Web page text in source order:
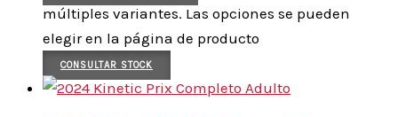
múltiples variantes. Las opciones se pueden
elegir en la página de producto
CONSULTAR STOCK